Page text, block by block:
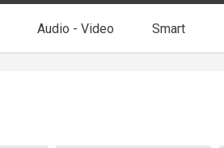
Audio - Video Smart